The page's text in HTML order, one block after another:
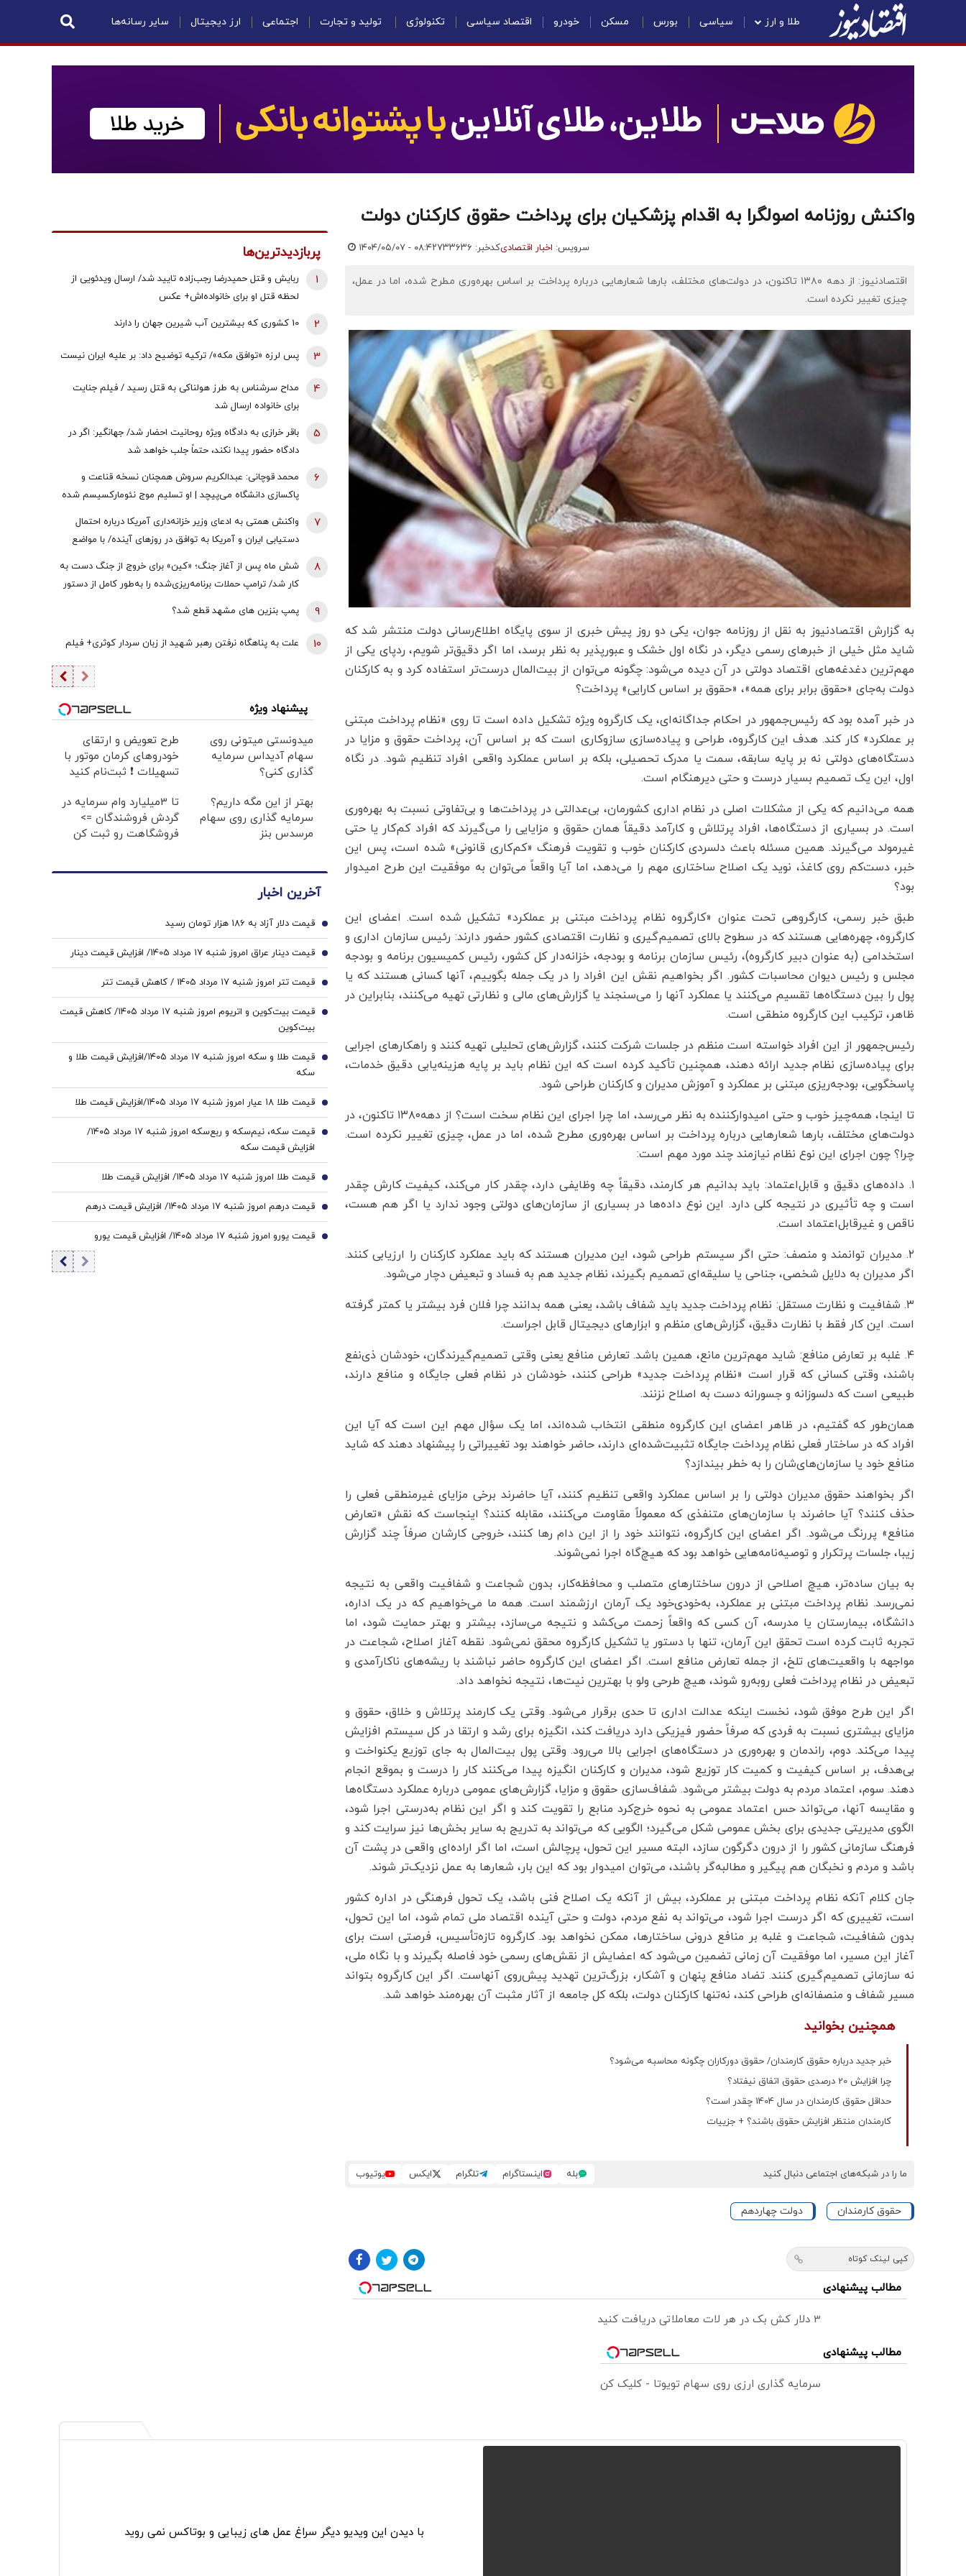
طلا و ارز سیاسی بورس مسکن خودرو اقتصاد سیاسی تکنولوژی تولید و تجارت اجتماعی ارز دیجیتال سایر رسانه‌ها
واکنش روزنامه اصولگرا به اقدام پزشکیان برای پرداخت حقوق کارکنان دولت
سرویس: اخبار اقتصادیکدخبر: ۷۳۳۶۳۶ ۱۴۰۴/۰۵/۰۷ - ۰۸:۴۲
اقتصادنیوز: از دهه ۱۳۸۰ تاکنون، در دولت‌های مختلف، بار‌ها شعار‌هایی درباره پرداخت بر اساس بهره‌وری مطرح شده، اما در عمل،
چیزی تغییر نکرده است.
به گزارش اقتصادنیوز به نقل از روزنامه جوان، یکی دو روز پیش خبری از سوی پایگاه اطلاع‌رسانی دولت منتشر شد که
شاید مثل خیلی از خبر‌های رسمی دیگر، در نگاه اول خشک و عبورپذیر به نظر برسد، اما اگر دقیق‌تر شویم، ردپای یکی از
مهم‌ترین دغدغه‌های اقتصاد دولتی در آن دیده می‌شود: چگونه می‌توان از بیت‌المال درست‌تر استفاده کرد و به کارکنان
دولت به‌جای «حقوق برابر برای همه»، «حقوق بر اساس کارایی» پرداخت؟
در خبر آمده بود که رئیس‌جمهور در احکام جداگانه‌ای، یک کارگروه ویژه تشکیل داده است تا روی «نظام پرداخت مبتنی
بر عملکرد» کار کند. هدف این کارگروه، طراحی و پیاده‌سازی سازوکاری است که بر اساس آن، پرداخت حقوق و مزایا در
دستگاه‌های دولتی نه بر پایه سابقه، سمت یا مدرک تحصیلی، بلکه بر اساس عملکرد واقعی افراد تنظیم شود. در نگاه
اول، این یک تصمیم بسیار درست و حتی دیرهنگام است.
همه می‌دانیم که یکی از مشکلات اصلی در نظام اداری کشورمان، بی‌عدالتی در پرداخت‌ها و بی‌تفاوتی نسبت به بهره‌وری
است. در بسیاری از دستگاه‌ها، افراد پرتلاش و کارآمد دقیقاً همان حقوق و مزایایی را می‌گیرند که افراد کم‌کار یا حتی
غیرمولد می‌گیرند. همین مسئله باعث دلسردی کارکنان خوب و تقویت فرهنگ «کم‌کاری قانونی» شده است، پس این
خبر، دست‌کم روی کاغذ، نوید یک اصلاح ساختاری مهم را می‌دهد، اما آیا واقعاً می‌توان به موفقیت این طرح امیدوار
بود؟
طبق خبر رسمی، کارگروهی تحت عنوان «کارگروه نظام پرداخت مبتنی بر عملکرد» تشکیل شده است. اعضای این
کارگروه، چهره‌هایی هستند که در سطوح بالای تصمیم‌گیری و نظارت اقتصادی کشور حضور دارند: رئیس سازمان اداری و
استخدامی (به عنوان دبیر کارگروه)، رئیس سازمان برنامه و بودجه، خزانه‌دار کل کشور، رئیس کمیسیون برنامه و بودجه
مجلس و رئیس دیوان محاسبات کشور. اگر بخواهیم نقش این افراد را در یک جمله بگوییم، آنها کسانی هستند که یا
پول را بین دستگاه‌ها تقسیم می‌کنند یا عملکرد آنها را می‌سنجند یا گزارش‌های مالی و نظارتی تهیه می‌کنند، بنابراین در
ظاهر، ترکیب این کارگروه منطقی است.
رئیس‌جمهور از این افراد خواسته است منظم در جلسات شرکت کنند، گزارش‌های تحلیلی تهیه کنند و راهکار‌های اجرایی
برای پیاده‌سازی نظام جدید ارائه دهند، همچنین تأکید کرده است که این نظام باید بر پایه هزینه‌یابی دقیق خدمات،
پاسخگویی، بودجه‌ریزی مبتنی بر عملکرد و آموزش مدیران و کارکنان طراحی شود.
تا اینجا، همه‌چیز خوب و حتی امیدوارکننده به نظر می‌رسد، اما چرا اجرای این نظام سخت است؟ از دهه۱۳۸۰ تاکنون، در
دولت‌های مختلف، بار‌ها شعار‌هایی درباره پرداخت بر اساس بهره‌وری مطرح شده، اما در عمل، چیزی تغییر نکرده است.
چرا؟ چون اجرای این نوع نظام نیازمند چند مورد مهم است:
۱. داده‌های دقیق و قابل‌اعتماد: باید بدانیم هر کارمند، دقیقاً چه وظایفی دارد، چقدر کار می‌کند، کیفیت کارش چقدر
است و چه تأثیری در نتیجه کلی دارد. این نوع داده‌ها در بسیاری از سازمان‌های دولتی وجود ندارد یا اگر هم هست،
ناقص و غیرقابل‌اعتماد است.
۲. مدیران توانمند و منصف: حتی اگر سیستم طراحی شود، این مدیران هستند که باید عملکرد کارکنان را ارزیابی کنند.
اگر مدیران به دلایل شخصی، جناحی یا سلیقه‌ای تصمیم بگیرند، نظام جدید هم به فساد و تبعیض دچار می‌شود.
۳. شفافیت و نظارت مستقل: نظام پرداخت جدید باید شفاف باشد، یعنی همه بدانند چرا فلان فرد بیشتر یا کمتر گرفته
است. این کار فقط با نظارت دقیق، گزارش‌های منظم و ابزار‌های دیجیتال قابل اجراست.
۴. غلبه بر تعارض منافع: شاید مهم‌ترین مانع، همین باشد. تعارض منافع یعنی وقتی تصمیم‌گیرندگان، خودشان ذی‌نفع
باشند، وقتی کسانی که قرار است «نظام پرداخت جدید» طراحی کنند، خودشان در نظام فعلی جایگاه و منافع دارند،
طبیعی است که دلسوزانه و جسورانه دست به اصلاح نزنند.
همان‌طور که گفتیم، در ظاهر اعضای این کارگروه منطقی انتخاب شده‌اند، اما یک سؤال مهم این است که آیا این
افراد که در ساختار فعلی نظام پرداخت جایگاه تثبیت‌شده‌ای دارند، حاضر خواهند بود تغییراتی را پیشنهاد دهند که شاید
منافع خود یا سازمان‌های‌شان را به خطر بیندازد؟
اگر بخواهند حقوق مدیران دولتی را بر اساس عملکرد واقعی تنظیم کنند، آیا حاضرند برخی مزایای غیرمنطقی فعلی را
حذف کنند؟ آیا حاضرند با سازمان‌های متنفذی که معمولاً مقاومت می‌کنند، مقابله کنند؟ اینجاست که نقش «تعارض
منافع» پررنگ می‌شود. اگر اعضای این کارگروه، نتوانند خود را از این دام رها کنند، خروجی کارشان صرفاً چند گزارش
زیبا، جلسات پرتکرار و توصیه‌نامه‌هایی خواهد بود که هیچ‌گاه اجرا نمی‌شوند.
به بیان ساده‌تر، هیچ اصلاحی از درون ساختار‌های متصلب و محافظه‌کار، بدون شجاعت و شفافیت واقعی به نتیجه
نمی‌رسد. نظام پرداخت مبتنی بر عملکرد، به‌خودی‌خود یک آرمان ارزشمند است. همه ما می‌خواهیم که در یک اداره،
دانشگاه، بیمارستان یا مدرسه، آن کسی که واقعاً زحمت می‌کشد و نتیجه می‌سازد، بیشتر و بهتر حمایت شود، اما
تجربه ثابت کرده است تحقق این آرمان، تنها با دستور یا تشکیل کارگروه محقق نمی‌شود. نقطه آغاز اصلاح، شجاعت در
مواجهه با واقعیت‌های تلخ، از جمله تعارض منافع است. اگر اعضای این کارگروه حاضر نباشند با ریشه‌های ناکارآمدی و
تبعیض در نظام پرداخت فعلی روبه‌رو شوند، هیچ طرحی ولو با بهترین نیت‌ها، نتیجه نخواهد داد.
اگر این طرح موفق شود، نخست اینکه عدالت اداری تا حدی برقرار می‌شود. وقتی یک کارمند پرتلاش و خلاق، حقوق و
مزایای بیشتری نسبت به فردی که صرفاً حضور فیزیکی دارد دریافت کند، انگیزه برای رشد و ارتقا در کل سیستم افزایش
پیدا می‌کند. دوم، راندمان و بهره‌وری در دستگاه‌های اجرایی بالا می‌رود. وقتی پول بیت‌المال به جای توزیع یکنواخت و
بی‌هدف، بر اساس کیفیت و کمیت کار توزیع شود، مدیران و کارکنان انگیزه پیدا می‌کنند کار را درست و بموقع انجام
دهند. سوم، اعتماد مردم به دولت بیشتر می‌شود. شفاف‌سازی حقوق و مزایا، گزارش‌های عمومی درباره عملکرد دستگاه‌ها
و مقایسه آنها، می‌تواند حس اعتماد عمومی به نحوه خرج‌کرد منابع را تقویت کند و اگر این نظام به‌درستی اجرا شود،
الگوی مدیریتی جدیدی برای بخش عمومی شکل می‌گیرد؛ الگویی که می‌تواند به تدریج به سایر بخش‌ها نیز سرایت کند و
فرهنگ سازمانی کشور را از درون دگرگون سازد، البته مسیر این تحول، پرچالش است، اما اگر اراده‌ای واقعی در پشت آن
باشد و مردم و نخبگان هم پیگیر و مطالبه‌گر باشند، می‌توان امیدوار بود که این بار، شعار‌ها به عمل نزدیک‌تر شوند.
جان کلام آنکه نظام پرداخت مبتنی بر عملکرد، بیش از آنکه یک اصلاح فنی باشد، یک تحول فرهنگی در اداره کشور
است، تغییری که اگر درست اجرا شود، می‌تواند به نفع مردم، دولت و حتی آینده اقتصاد ملی تمام شود، اما این تحول،
بدون شفافیت، شجاعت و غلبه بر منافع درونی ساختارها، ممکن نخواهد بود. کارگروه تازه‌تأسیس، فرصتی است برای
آغاز این مسیر، اما موفقیت آن زمانی تضمین می‌شود که اعضایش از نقش‌های رسمی خود فاصله بگیرند و با نگاه ملی،
نه سازمانی تصمیم‌گیری کنند. تضاد منافع پنهان و آشکار، بزرگ‌ترین تهدید پیش‌روی آنهاست. اگر این کارگروه بتواند
مسیر شفاف و منصفانه‌ای طراحی کند، نه‌تنها کارکنان دولت، بلکه کل جامعه از آثار مثبت آن بهره‌مند خواهد شد.
همچنین بخوانید
خبر جدید درباره حقوق کارمندان/ حقوق دورکاران چگونه محاسبه می‌شود؟
چرا افزایش 20 درصدی حقوق اتفاق نیفتاد؟
حداقل حقوق کارمندان در سال 1404 چقدر است؟
کارمندان منتظر افزایش حقوق باشند؟ + جزییات
ما را در شبکه‌های اجتماعی دنبال کنید بله اینستاگرام تلگرام ایکس یوتیوب
حقوق کارمندان دولت چهاردهم
کپی لینک کوتاه
مطالب پیشنهادی
3 دلار کش بک در هر لات معاملاتی دریافت کنید
مطالب پیشنهادی
سرمایه گذاری ارزی روی سهام تویوتا - کلیک کن
پربازدیدترین‌ها
ربایش و قتل حمیدرضا رجب‌زاده تایید شد/ ارسال ویدئویی از
لحظه قتل او برای خانواده‌اش+ عکس
1
10 کشوری که بیشترین آب شیرین جهان را دارند 2
پس لرزه «توافق مکه»/ ترکیه توضیح داد: بر علیه ایران نیست 3
مداح سرشناس به طرز هولناکی به قتل رسید / فیلم جنایت
برای خانواده ارسال شد
4
باقر خرازی به دادگاه ویژه روحانیت احضار شد/ جهانگیر: اگر در
دادگاه حضور پیدا نکند، حتماً جلب خواهد شد
5
محمد قوچانی: عبدالکریم سروش همچنان نسخه قناعت و
پاکسازی دانشگاه می‌پیچد | او تسلیم موج نئومارکسیسم شده
رقابتی را با برچسب کاپیتالیسم توضیح می‌دهد
6
واکنش همتی به ادعای وزیر خزانه‌داری آمریکا درباره احتمال
دستیابی ایران و آمریکا به توافق در روز‌های آینده/ با مواضع
قبلی وی درخصوص اقتصاد ایران در تعارض است
7
شش ماه پس از آغاز جنگ؛ «کین» برای خروج از جنگ دست به
کار شد/ ترامپ حملات برنامه‌ریزی‌شده را به‌طور کامل از دستور
خواستار آن نیست
8
پمپ بنزین های مشهد قطع شد؟ 9
علت به پناهگاه نرفتن رهبر شهید از زبان سردار کوثری+ فیلم 10
پیشنهاد ویژه
میدونستی میتونی روی
سهام آدیداس سرمایه
گذاری کنی؟
طرح تعویض و ارتقای
خودروهای کرمان موتور با
تسهیلات ❗ ثبت‌نام کنید
بهتر از این مگه داریم؟
سرمایه گذاری روی سهام
مرسدس بنز
تا 3میلیارد وام سرمایه در
گردش فروشندگان =>
فروشگاهت رو ثبت کن
آخرین اخبار
قیمت دلار آزاد به 186 هزار تومان رسید 1
قیمت دینار عراق امروز شنبه ۱۷ مرداد 1405/ افزایش قیمت دینار 2
قیمت تتر امروز شنبه ۱۷ مرداد 1405 / کاهش قیمت تتر 3
قیمت بیت‌کوین و اتریوم امروز شنبه ۱۷ مرداد ۱۴۰۵/ کاهش قیمت
بیت‌کوین
4
قیمت طلا و سکه امروز شنبه ۱۷ مرداد ۱۴۰۵/افزایش قیمت طلا و
سکه
5
قیمت طلا ۱۸ عیار امروز شنبه ۱۷ مرداد ۱۴۰۵/افزایش قیمت طلا 6
قیمت سکه، نیم‌سکه و ربع‌سکه امروز شنبه ۱۷ مرداد ۱۴۰۵/
افزایش قیمت سکه
7
قیمت طلا امروز شنبه ۱۷ مرداد ۱۴۰۵/ افزایش قیمت طلا 8
قیمت درهم امروز شنبه ۱۷ مرداد ۱۴۰۵/ افزایش قیمت درهم 9
قیمت یورو امروز شنبه ۱۷ مرداد ۱۴۰۵/ افزایش قیمت یورو 10
با دیدن این ویدیو دیگر سراغ عمل های زیبایی و بوتاکس نمی روید